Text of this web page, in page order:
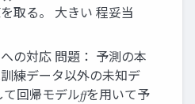
取る。 大きい 程妥当
の対応 問題： 予測の本
練データ以外の未知デ
回帰モデル𝑓𝑓を用いて予